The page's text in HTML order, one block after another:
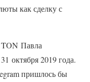
как сделку с
Павла
октября 2019 года.
пришлось бы